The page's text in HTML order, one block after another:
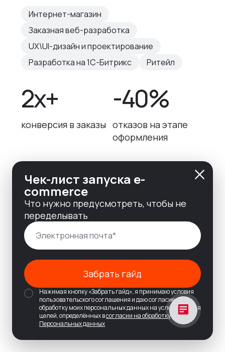
Интернет-магазин
Заказная веб-разработка
UX\UI-дизайн и проектирование
Разработка на 1С-Битрикс
Ритейл
2x+
конверсия в заказы
-40%
отказов на этапе
оформления
Чек-лист запуска e-
commerce
Что нужно предусмотреть, чтобы не
переделывать
Забрать гайд
Нажимая кнопку «Забрать гайд», я принимаю условия
пользовательского соглашения и даю согласие на
обработку моих персональных данных на условиях и для
целей, определённых всогласии на обработку
Персональных данных